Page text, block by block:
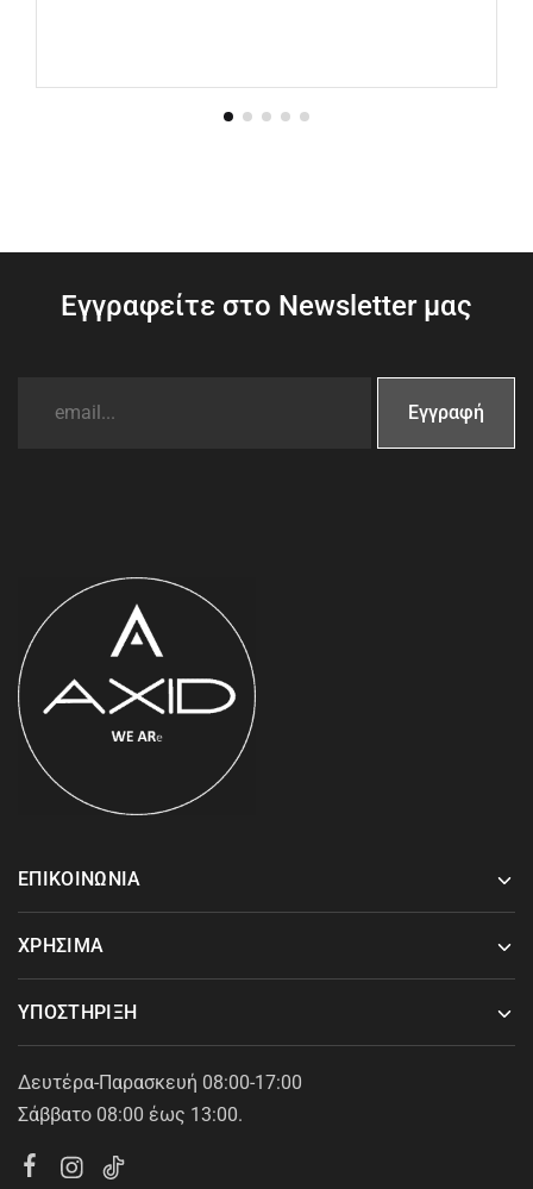
Εγγραφείτε στο Newsletter μας
ΕΠΙΚΟΙΝΩΝΙΑ
ΧΡΗΣΙΜΑ
ΥΠΟΣΤΗΡΙΞΗ
Δευτέρα-Παρασκευή 08:00-17:00
Σάββατο 08:00 έως 13:00.